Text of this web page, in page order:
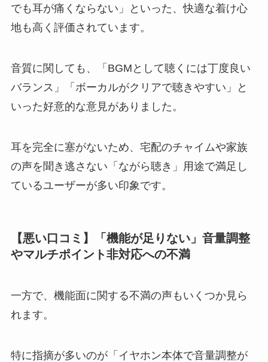
でも耳が痛くならない」といった、快適な着け心
地も高く評価されています。
音質に関しても、「BGMとして聴くには丁度良い
バランス」「ボーカルがクリアで聴きやすい」と
いった好意的な意見がありました。
耳を完全に塞がないため、宅配のチャイムや家族
の声を聞き逃さない「ながら聴き」用途で満足し
ているユーザーが多い印象です。
【悪い口コミ】「機能が足りない」音量調整
やマルチポイント非対応への不満
一方で、機能面に関する不満の声もいくつか見ら
れます。
特に指摘が多いのが「イヤホン本体で音量調整が